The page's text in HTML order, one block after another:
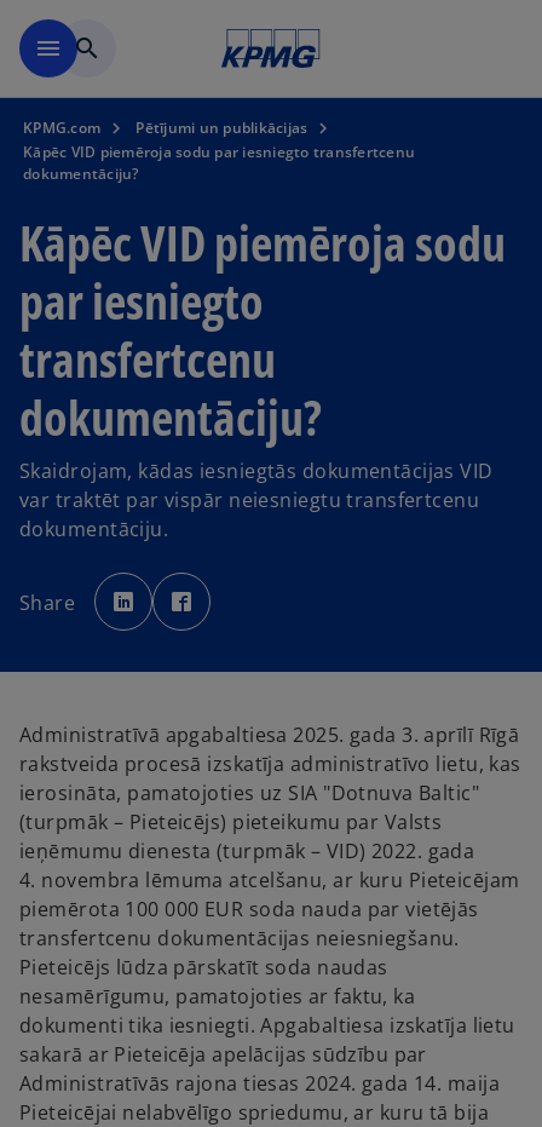
menu search
KPMG.com
Pētījumi un publikācijas
Kāpēc VID piemēroja sodu par iesniegto transfertcenu
dokumentāciju?
Kāpēc VID piemēroja sodu
par iesniegto
transfertcenu
dokumentāciju?
Skaidrojam, kādas iesniegtās dokumentācijas VID
var traktēt par vispār neiesniegtu transfertcenu
dokumentāciju.
Share
o
p
e
n
t
b
p
e
w
t
a
b
Administratīvā apgabaltiesa 2025. gada 3. aprīlī Rīgā
rakstveida procesā izskatīja administratīvo lietu, kas
ierosināta, pamatojoties uz SIA "Dotnuva Baltic"
(turpmāk – Pieteicējs) pieteikumu par Valsts
ieņēmumu dienesta (turpmāk – VID) 2022. gada
4. novembra lēmuma atcelšanu, ar kuru Pieteicējam
piemērota 100 000 EUR soda nauda par vietējās
transfertcenu dokumentācijas neiesniegšanu.
Pieteicējs lūdza pārskatīt soda naudas
nesamērīgumu, pamatojoties ar faktu, ka
dokumenti tika iesniegti. Apgabaltiesa izskatīja lietu
sakarā ar Pieteicēja apelācijas sūdzību par
Administratīvās rajona tiesas 2024. gada 14. maija
Pieteicējai nelabvēlīgo spriedumu, ar kuru tā bija